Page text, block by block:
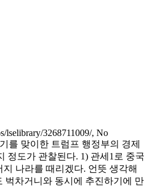
lselibrary/3268711009/, No
를 맞이한 트럼프 행정부의 경제
정도가 관찰된다. 1) 관세1로 중국
나라를 때리겠다. 언뜻 생각해
벅차거니와 동시에 추진하기에 만